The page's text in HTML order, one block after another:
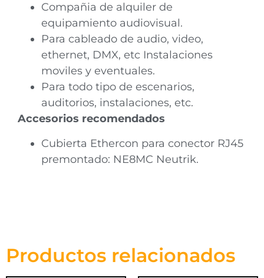
Compañia de alquiler de
equipamiento audiovisual.
Para cableado de audio, video,
ethernet, DMX, etc Instalaciones
moviles y eventuales.
Para todo tipo de escenarios,
auditorios, instalaciones, etc.
Accesorios recomendados
Cubierta Ethercon para conector RJ45
premontado: NE8MC Neutrik.
Productos relacionados